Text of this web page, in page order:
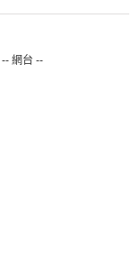
-- 網台 --